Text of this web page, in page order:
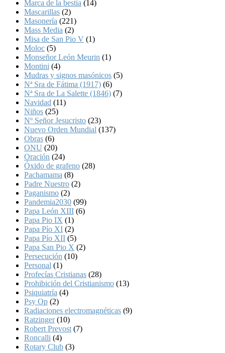
Marca de la bestia (14)
Mascarillas (2)
Masonería (221)
Mass Media (2)
Misa de San Pio V (1)
Moloc (5)
Monseñor León Meurin (1)
Montini (4)
Mudras y signos masónicos (5)
Nª Sra de Fátima (1917) (6)
Nª Sra de La Salette (1846) (7)
Navidad (11)
Niños (25)
Nº Señor Jesucristo (23)
Nuevo Orden Mundial (137)
Obras (6)
ONU (20)
Oración (24)
Óxido de grafeno (28)
Pachamama (8)
Padre Nuestro (2)
Paganismo (2)
Pandemia2030 (99)
Papa León XIII (6)
Papa Pio IX (1)
Papa Pío XI (2)
Papa Pío XII (5)
Papa San Pio X (2)
Persecución (10)
Personal (1)
Profecías Cristianas (28)
Prohibición del Cristianismo (13)
Psiquiatría (4)
Psy Op (2)
Radiaciones electromagnéticas (9)
Ratzinger(10)
Robert Prevost (7)
Roncalli (4)
Rotary Club (3)